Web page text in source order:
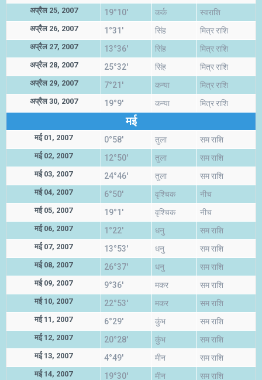
अप्रैल 25, 2007 19°10' कर्क स्वराशि
अप्रैल 26, 2007 1°31' सिंह मित्र राशि
अप्रैल 27, 2007 13°36' सिंह मित्र राशि
अप्रैल 28, 2007 25°32' सिंह मित्र राशि
अप्रैल 29, 2007 7°21' कन्या मित्र राशि
अप्रैल 30, 2007 19°9' कन्या मित्र राशि
मई
मई 01, 2007 0°58' तुला सम राशि
मई 02, 2007 12°50' तुला सम राशि
मई 03, 2007 24°46' तुला सम राशि
मई 04, 2007 6°50' वृश्चिक नीच
मई 05, 2007 19°1' वृश्चिक नीच
मई 06, 2007 1°22' धनु सम राशि
मई 07, 2007 13°53' धनु सम राशि
मई 08, 2007 26°37' धनु सम राशि
मई 09, 2007 9°36' मकर सम राशि
मई 10, 2007 22°53' मकर सम राशि
मई 11, 2007 6°29' कुंभ सम राशि
मई 12, 2007 20°28' कुंभ सम राशि
मई 13, 2007 4°49' मीन सम राशि
मई 14, 2007 19°30' मीन सम राशि